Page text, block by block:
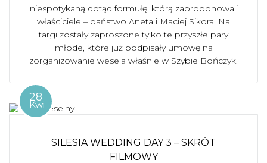
niespotykaną dotąd formułę, którą zaproponowali
właściciele – państwo Aneta i Maciej Sikora. Na
targi zostały zaproszone tylko te przyszłe pary
młode, które już podpisały umowę na
zorganizowanie wesela właśnie w Szybie Bończyk.
28
Kwi
SILESIA WEDDING DAY 3 – SKRÓT
FILMOWY